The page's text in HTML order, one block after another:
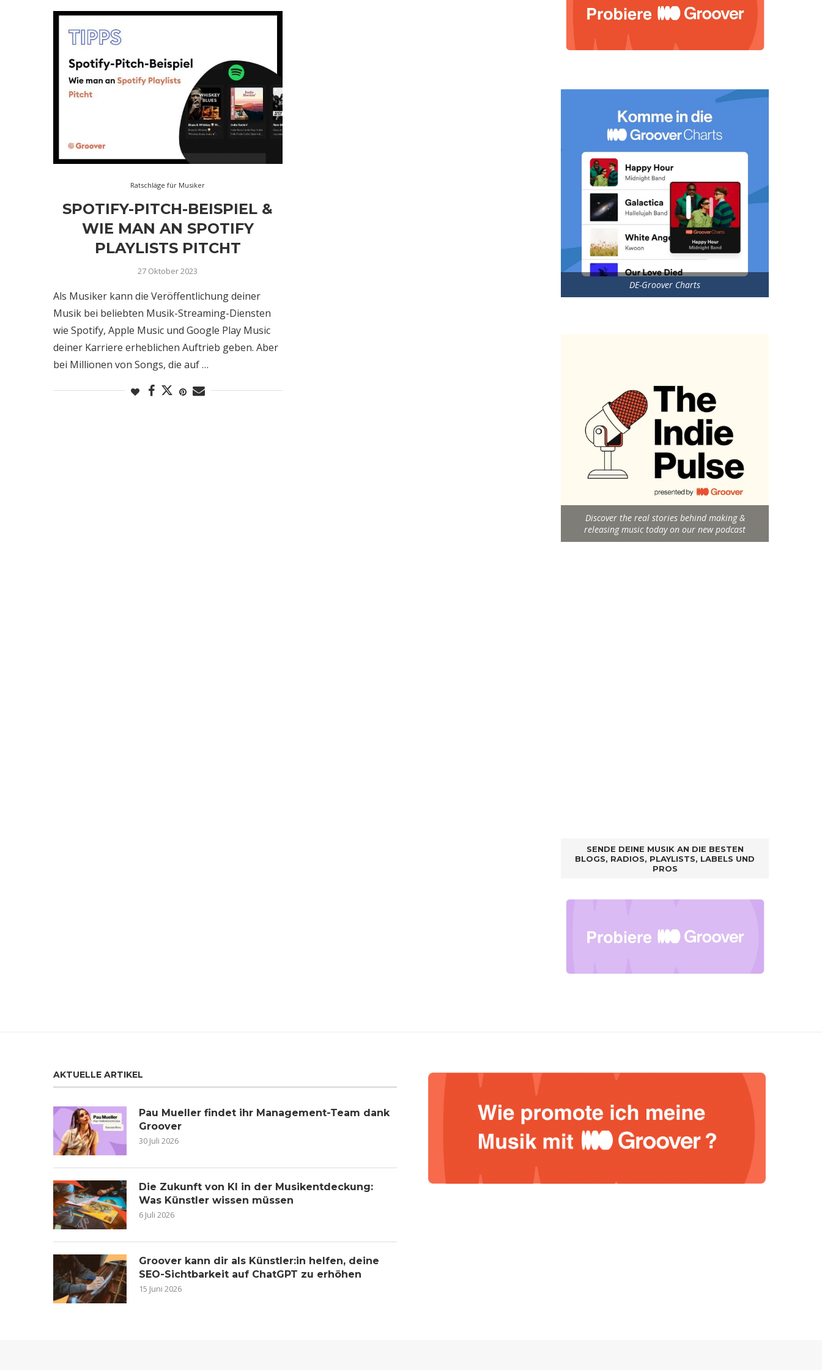
Ratschläge für Musiker
SPOTIFY-PITCH-BEISPIEL &
WIE MAN AN SPOTIFY
PLAYLISTS PITCHT
27 Oktober 2023
Als Musiker kann die Veröffentlichung deiner
Musik bei beliebten Musik-Streaming-Diensten
wie Spotify, Apple Music und Google Play Music
deiner Karriere erheblichen Auftrieb geben. Aber
bei Millionen von Songs, die auf …
DE-Groover Charts
Discover the real stories behind making &
releasing music today on our new podcast
SENDE DEINE MUSIK AN DIE BESTEN
BLOGS, RADIOS, PLAYLISTS, LABELS UND
PROS
AKTUELLE ARTIKEL
Pau Mueller findet ihr Management-Team dank
Groover
30 Juli 2026
Die Zukunft von KI in der Musikentdeckung:
Was Künstler wissen müssen
6 Juli 2026
Groover kann dir als Künstler:in helfen, deine
SEO-Sichtbarkeit auf ChatGPT zu erhöhen
15 Juni 2026